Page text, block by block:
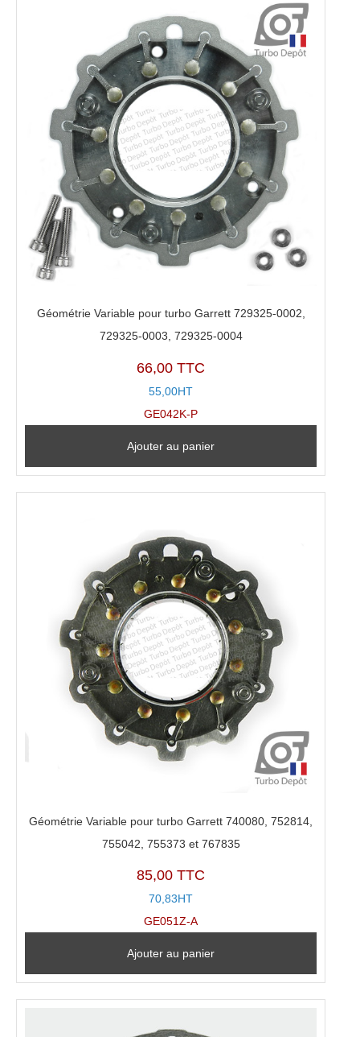
Géométrie Variable pour turbo Garrett 729325-0002,
729325-0003, 729325-0004
66,00 TTC
55,00HT
GE042K-P
Ajouter au panier
Géométrie Variable pour turbo Garrett 740080, 752814,
755042, 755373 et 767835
85,00 TTC
70,83HT
GE051Z-A
Ajouter au panier